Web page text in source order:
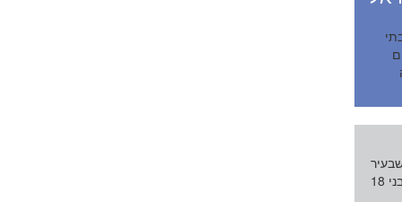
רעננה, לא ראו מזה חורפים רבים מחזה כזה – עשרות צעירים, כבני 18